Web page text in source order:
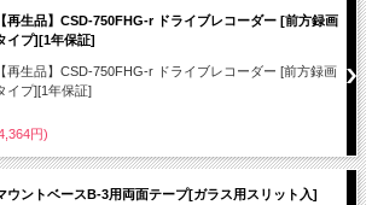
【再生品】CSD-750FHG-r ドライブレコーダー [前方録画
イプ][1年保証]
【再生品】CSD-750FHG-r ドライブレコーダー [前方録画
イプ][1年保証]
円)
ウントベースB-3用両面テープ[ガラス用スリット入]